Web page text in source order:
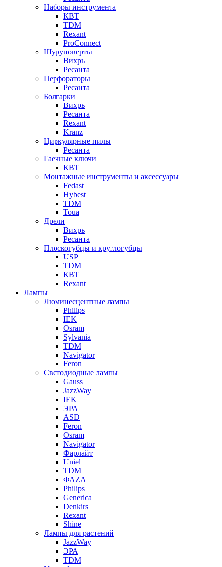
Наборы инструмента
КВТ
TDM
Rexant
ProConnect
Шуруповерты
Вихрь
Ресанта
Перфораторы
Ресанта
Болгарки
Вихрь
Ресанта
Rexant
Kranz
Циркулярные пилы
Ресанта
Гаечные ключи
КВТ
Монтажные инструменты и аксессуары
Fedast
Hybest
TDM
Toua
Дрели
Вихрь
Ресанта
Плоскогубцы и круглогубцы
USP
TDM
КВТ
Rexant
Лампы
Люминесцентные лампы
Philips
IEK
Osram
Sylvania
TDM
Navigator
Feron
Светодиодные лампы
Gauss
JazzWay
IEK
ЭРА
ASD
Feron
Osram
Navigator
Фарлайт
Uniel
TDM
ФАZА
Philips
Generica
Denkirs
Rexant
Shine
Лампы для растений
JazzWay
ЭРА
TDM